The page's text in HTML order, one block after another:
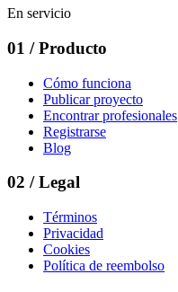
En servicio
01 / Producto
Cómo funciona
Publicar proyecto
Encontrar profesionales
Registrarse
Blog
02 / Legal
Términos
Privacidad
Cookies
Política de reembolso